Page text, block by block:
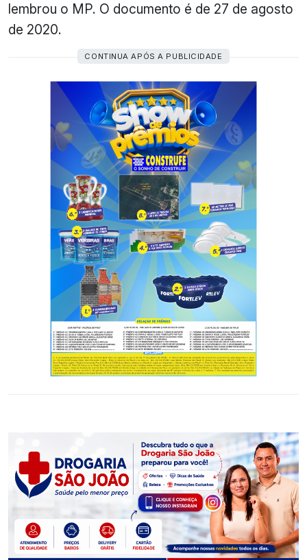
lembrou o MP. O documento é de 27 de agosto
de 2020.
CONTINUA APÓS A PUBLICIDADE